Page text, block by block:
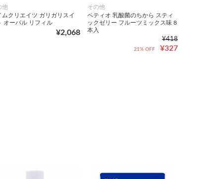
他
ムクリエイツ ガリガリスイ
オーバル リフィル
¥2,068
その他
ペティオ 乳酸菌のちから スティ
ックゼリー フルーツミックス味 8
本入
¥418
¥327
21% OFF